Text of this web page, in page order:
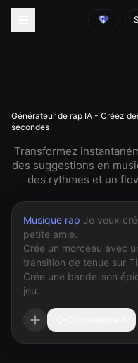
Générateur de rap IA - Créez
secondes
Transformez
des suggestions en
des rythmes et un
Musique rap